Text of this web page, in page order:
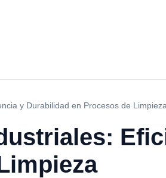
y Durabilidad en Procesos de Limpieza